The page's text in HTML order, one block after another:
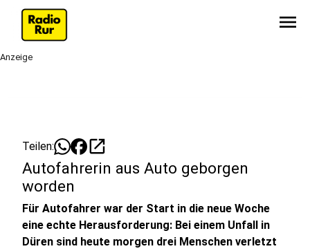
menu
Anzeige
Teilen: open_in_new
Autofahrerin aus Auto geborgen
worden
Für Autofahrer war der Start in die neue Woche
eine echte Herausforderung: Bei einem Unfall in
Düren sind heute morgen drei Menschen verletzt